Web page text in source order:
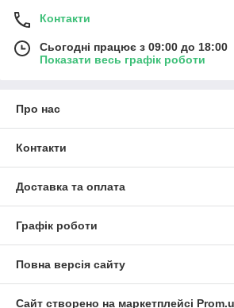
Контакти
Сьогодні працює з 09:00 до 18:00
Показати весь графік роботи
Про нас
Контакти
Доставка та оплата
Графік роботи
Повна версія сайту
Сайт створено на маркетплейсі